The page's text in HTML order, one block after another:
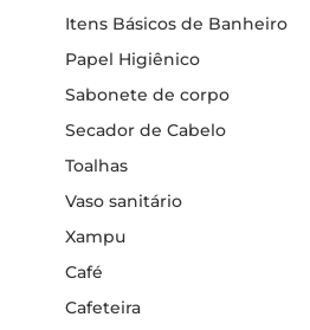
Itens Básicos de Banheiro
Papel Higiênico
Sabonete de corpo
Secador de Cabelo
Toalhas
Vaso sanitário
Xampu
Café
Cafeteira